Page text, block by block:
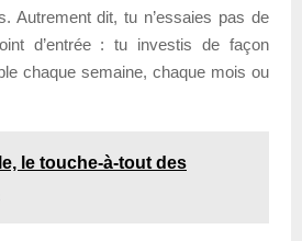
Autrement dit, tu n’essaies pas de
d’entrée : tu investis de façon
chaque semaine, chaque mois ou
le touche-à-tout des